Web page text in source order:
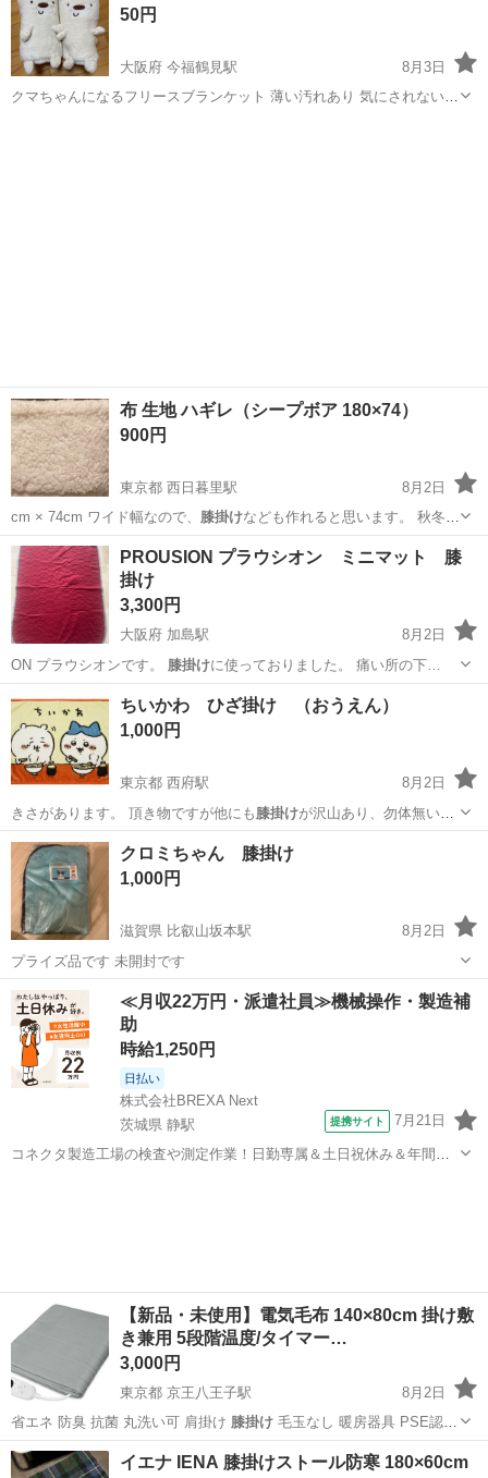
50円
大阪府 今福鶴見駅
8月3日
クマちゃんになるフリースブランケット 薄い汚れあり 気にされない方
布 生地 ハギレ（シープボア 180×74）
900円
東京都 西日暮里駅
8月2日
cm × 74cm ワイド幅なので、 膝掛けなども作れると思います。 秋冬物
の試作…
東京 台東区 その他
PROUSION プラウシオン ミニマット 膝
掛け
3,300円
大阪府 加島駅
8月2日
ON プラウシオンです。
膝掛け に使っておりました。 痛い所の下…
加島駅 その他
ちいかわ ひざ掛け （おうえん）
1,000円
東京都 西府駅
8月2日
きさがあります。 頂き物ですが他にも 膝掛けが沢山あり、勿体無いの
もあって、普段乗…
東京 府中市 その他
クロミちゃん 膝掛け
1,000円
滋賀県 比叡山坂本駅
8月2日
プライズ品です 未開封です
滋賀 大津市 比叡山坂本駅 寝具 クロミ
≪月収22万円・派遣社員≫機械操作・製造補
助
時給1,250円
日払い
株式会社BREXA Next
茨城県 静駅
提携サイト 7月21日
コネクタ製造工場の検査や測定作業！日勤専属＆土日祝休み＆年間休
【新品・未使用】電気毛布 140×80cm 掛け敷
き兼用 5段階温度/タイマー…
3,000円
東京都 京王八王子駅
8月2日
省エネ 防臭 抗菌 丸洗い可 肩掛け 膝掛け毛玉なし 暖房器具 PSE認証
(グ…
東京 八王子市 京王八王子駅 寝具 タイマー
イエナ IENA 膝掛けストール防寒 180×60cm